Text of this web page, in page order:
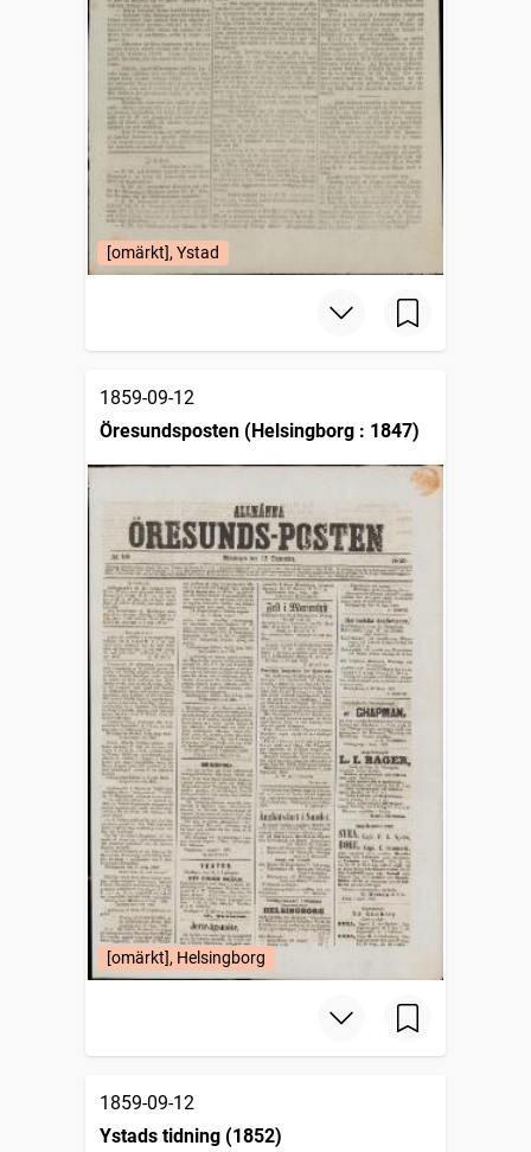
[omärkt], Ystad
1859-09-12
Öresundsposten (Helsingborg : 1847)
[omärkt], Helsingborg
1859-09-12
Ystads tidning (1852)